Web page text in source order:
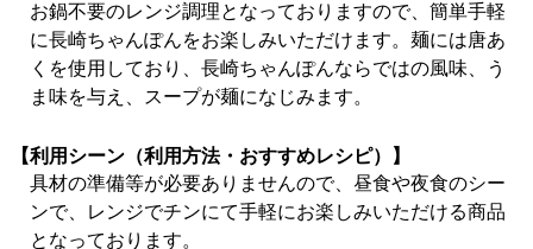
お鍋不要のレンジ調理となっておりますので、簡単手軽
に長崎ちゃんぽんをお楽しみいただけます。麺には唐あ
くを使用しており、長崎ちゃんぽんならではの風味、う
ま味を与え、スープが麺になじみます。
【利用シーン（利用方法・おすすめレシピ）】
具材の準備等が必要ありませんので、昼食や夜食のシー
ンで、レンジでチンにて手軽にお楽しみいただける商品
となっております。